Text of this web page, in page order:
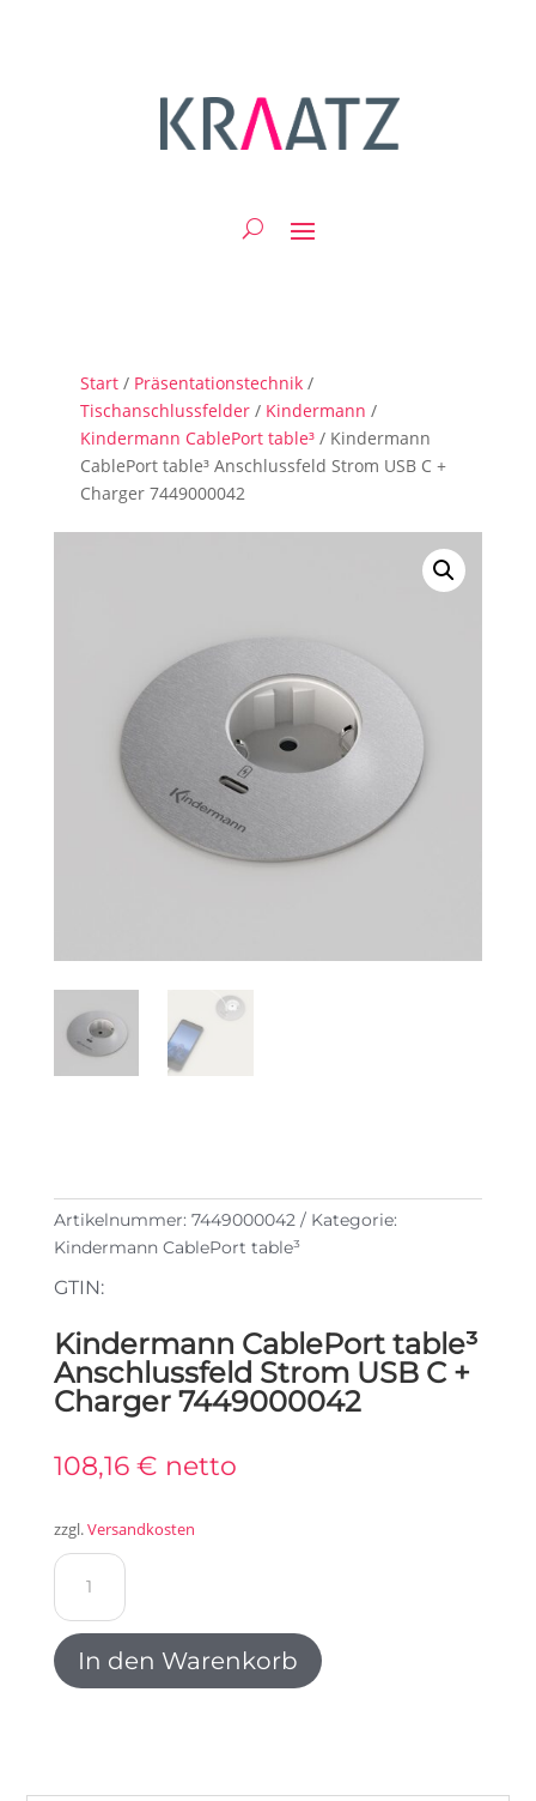
Start / Präsentationstechnik /
Tischanschlussfelder / Kindermann /
Kindermann CablePort table³ / Kindermann
CablePort table³ Anschlussfeld Strom USB C +
Charger 7449000042
Artikelnummer: 7449000042
Kategorie:
Kindermann CablePort table³
GTIN:
Kindermann CablePort table³
Anschlussfeld Strom USB C +
Charger 7449000042
108,16 € netto
zzgl.Versandkosten
Kindermann
CablePort
table³
Anschlussfeld
Strom
In den Warenkorb